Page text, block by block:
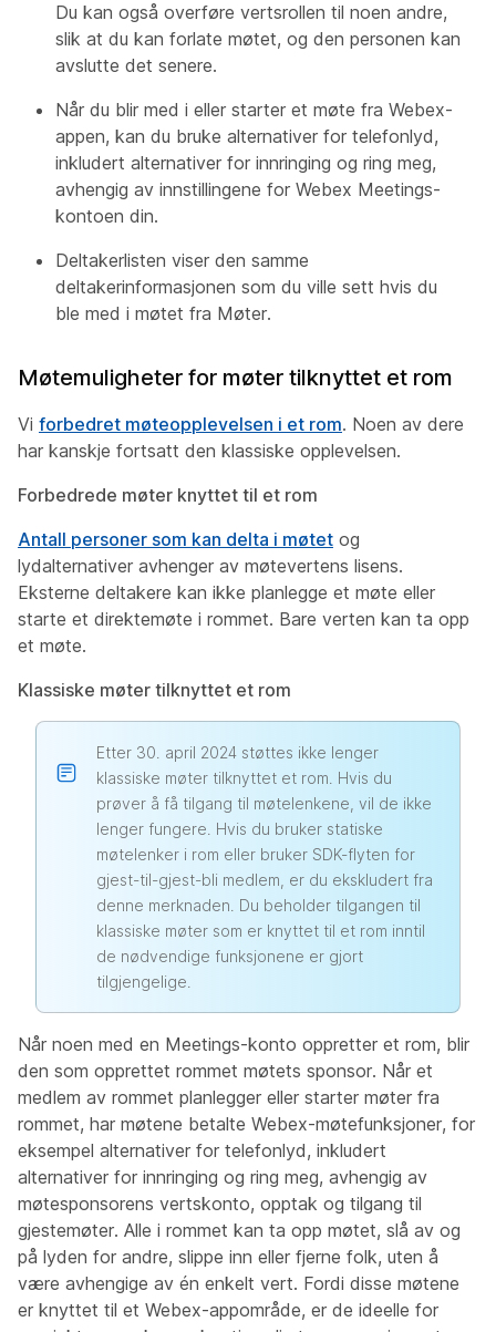
Du kan også overføre vertsrollen til noen andre,
slik at du kan forlate møtet, og den personen kan
avslutte det senere.
Når du blir med i eller starter et møte fra Webex-
appen, kan du bruke alternativer for telefonlyd,
inkludert alternativer for innringing og ring meg,
avhengig av innstillingene for Webex Meetings-
kontoen din.
Deltakerlisten viser den samme
deltakerinformasjonen som du ville sett hvis du
ble med i møtet fra Møter.
Møtemuligheter for møter tilknyttet et rom
Vi forbedret møteopplevelsen i et rom. Noen av dere
har kanskje fortsatt den klassiske opplevelsen.
Forbedrede møter knyttet til et rom
Antall personer som kan delta i møtet og
lydalternativer avhenger av møtevertens lisens.
Eksterne deltakere kan ikke planlegge et møte eller
starte et direktemøte i rommet. Bare verten kan ta opp
et møte.
Klassiske møter tilknyttet et rom
Etter 30. april 2024 støttes ikke lenger
klassiske møter tilknyttet et rom. Hvis du
prøver å få tilgang til møtelenkene, vil de ikke
lenger fungere. Hvis du bruker statiske
møtelenker i rom eller bruker SDK-flyten for
gjest-til-gjest-bli medlem, er du ekskludert fra
denne merknaden. Du beholder tilgangen til
klassiske møter som er knyttet til et rom inntil
de nødvendige funksjonene er gjort
tilgjengelige.
Når noen med en Meetings-konto oppretter et rom, blir
den som opprettet rommet møtets sponsor. Når et
medlem av rommet planlegger eller starter møter fra
rommet, har møtene betalte Webex-møtefunksjoner, for
eksempel alternativer for telefonlyd, inkludert
alternativer for innringing og ring meg, avhengig av
møtesponsorens vertskonto, opptak og tilgang til
gjestemøter. Alle i rommet kan ta opp møtet, slå av og
på lyden for andre, slippe inn eller fjerne folk, uten å
være avhengige av én enkelt vert. Fordi disse møtene
er knyttet til et Webex-appområde, er de ideelle for